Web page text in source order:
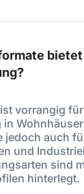
vorrangig
jedoch auch
und
sind
hinterlegt.